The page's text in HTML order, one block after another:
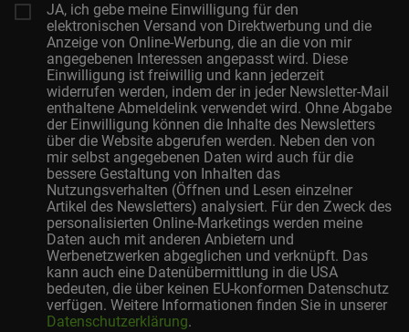
JA, ich gebe meine Einwilligung für den
elektronischen Versand von Direktwerbung und die
Anzeige von Online-Werbung, die an die von mir
angegebenen Interessen angepasst wird. Diese
Einwilligung ist freiwillig und kann jederzeit
widerrufen werden, indem der in jeder Newsletter-Mail
enthaltene Abmeldelink verwendet wird. Ohne Abgabe
der Einwilligung können die Inhalte des Newsletters
über die Website abgerufen werden. Neben den von
mir selbst angegebenen Daten wird auch für die
bessere Gestaltung von Inhalten das
Nutzungsverhalten (Öffnen und Lesen einzelner
Artikel des Newsletters) analysiert. Für den Zweck des
personalisierten Online-Marketings werden meine
Daten auch mit anderen Anbietern und
Werbenetzwerken abgeglichen und verknüpft. Das
kann auch eine Datenübermittlung in die USA
bedeuten, die über keinen EU-konformen Datenschutz
verfügen. Weitere Informationen finden Sie in unserer
Datenschutzerklärung.